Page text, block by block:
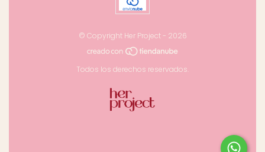
© Copyright Her Project - 2026
Todos los derechos reservados.